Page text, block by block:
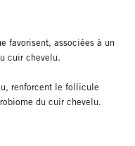
favorisent, associées à un
cuir chevelu.
renforcent le follicule
du cuir chevelu.